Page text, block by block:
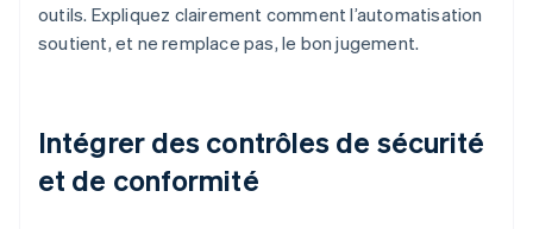
outils. Expliquez clairement comment l’automatisation
soutient, et ne remplace pas, le bon jugement.
Intégrer des contrôles de sécurité
et de conformité